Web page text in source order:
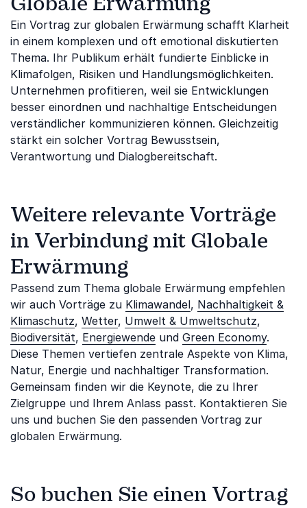
Ein Vortrag zur globalen Erwärmung schafft Klarheit
in einem komplexen und oft emotional diskutierten
Thema. Ihr Publikum erhält fundierte Einblicke in
Klimafolgen, Risiken und Handlungsmöglichkeiten.
Unternehmen profitieren, weil sie Entwicklungen
besser einordnen und nachhaltige Entscheidungen
verständlicher kommunizieren können. Gleichzeitig
stärkt ein solcher Vortrag Bewusstsein,
Verantwortung und Dialogbereitschaft.
Weitere relevante Vorträge
in Verbindung mit Globale
Erwärmung
Passend zum Thema globale Erwärmung empfehlen
wir auch Vorträge zu Klimawandel, Nachhaltigkeit &
Klimaschutz, Wetter, Umwelt & Umweltschutz,
Biodiversität, Energiewende und Green Economy.
Diese Themen vertiefen zentrale Aspekte von Klima,
Natur, Energie und nachhaltiger Transformation.
Gemeinsam finden wir die Keynote, die zu Ihrer
Zielgruppe und Ihrem Anlass passt. Kontaktieren Sie
uns und buchen Sie den passenden Vortrag zur
globalen Erwärmung.
So buchen Sie einen Vortrag